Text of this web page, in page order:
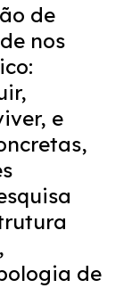
de
nos
e
de